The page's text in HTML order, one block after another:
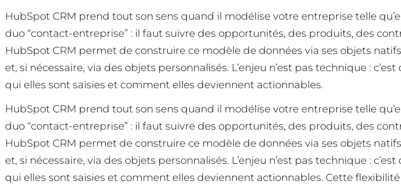
HubSpot CRM prend tout son sens quand il modélise votre entreprise telle
duo “contact-entreprise” : il faut suivre des opportunités, des produits, des
HubSpot CRM permet de construire ce modèle de données via ses objets
et, si nécessaire, via des objets personnalisés. L’enjeu n’est pas technique :
qui elles sont saisies et comment elles deviennent actionnables.
HubSpot CRM prend tout son sens quand il modélise votre entreprise telle
duo “contact-entreprise” : il faut suivre des opportunités, des produits, des
HubSpot CRM permet de construire ce modèle de données via ses objets
et, si nécessaire, via des objets personnalisés. L’enjeu n’est pas technique :
qui elles sont saisies et comment elles deviennent actionnables. Cette